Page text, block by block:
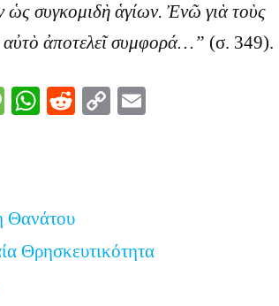
συγκομιδὴ ἁγίων. Ἐνῶ γιὰ τοὺς
ἀποτελεῖ συμφορά…” (σ. 349).
Message
WhatsApp
Reddit
CopyEmail
Θανάτου
Θρησκευτικότητα